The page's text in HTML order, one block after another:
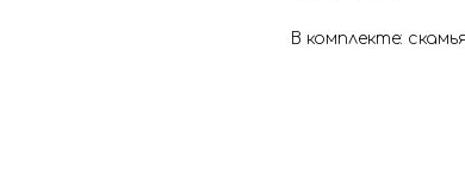
В комплекте: